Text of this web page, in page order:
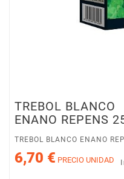
TREBOL BLANCO
ENANO REPENS
TREBOL BLANCO ENANO
6,70 € PRECIO UNIDAD